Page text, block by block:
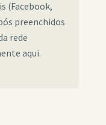
(Facebook,
preenchidos
rede
aqui.